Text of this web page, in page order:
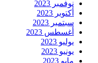
نوفمبر 2023
أكتوبر 2023
سبتمبر 2023
أغسطس 2023
يوليو 2023
يونيو 2023
مايو 2023